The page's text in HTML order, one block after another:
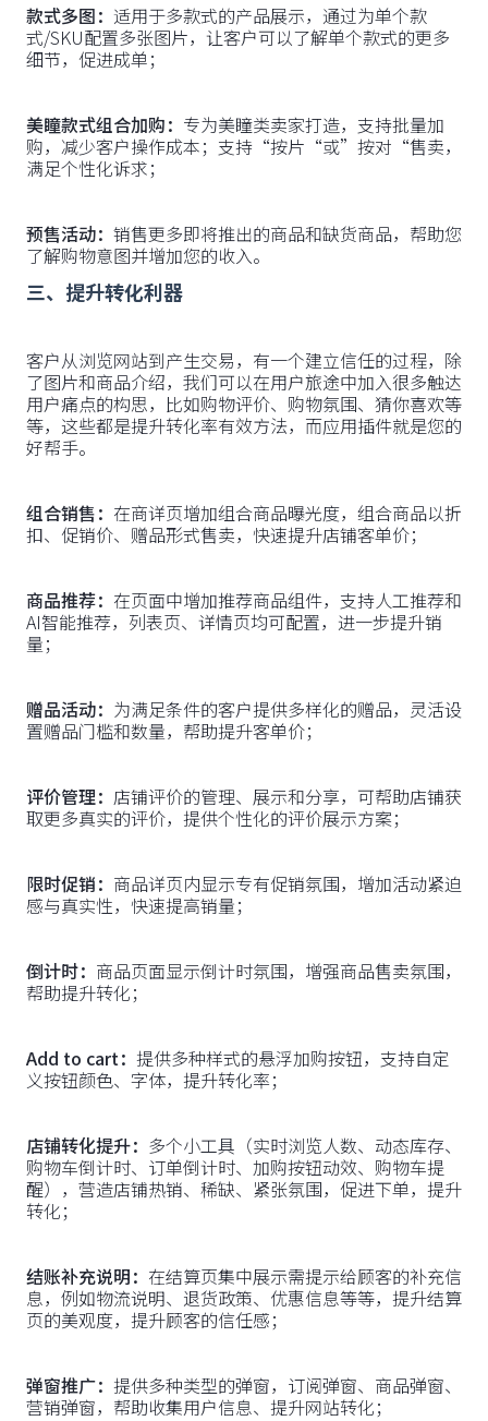
款式多图： 适用于多款式的产品展示，通过为单个款
式/SKU配置多张图片，让客户可以了解单个款式的更多
细节，促进成单；
美瞳款式组合加购： 专为美瞳类卖家打造，支持批量加
购，减少客户操作成本；支持“按片“或”按对“售卖，
满足个性化诉求；
预售活动： 销售更多即将推出的商品和缺货商品，帮助您
了解购物意图并增加您的收入。
三、提升转化利器
客户从浏览网站到产生交易，有一个建立信任的过程，除
了图片和商品介绍，我们可以在用户旅途中加入很多触达
用户痛点的构思，比如购物评价、购物氛围、猜你喜欢等
等，这些都是提升转化率有效方法，而应用插件就是您的
好帮手。
组合销售： 在商详页增加组合商品曝光度，组合商品以折
扣、促销价、赠品形式售卖，快速提升店铺客单价；
商品推荐： 在页面中增加推荐商品组件，支持人工推荐和
AI智能推荐，列表页、详情页均可配置，进一步提升销
量；
赠品活动： 为满足条件的客户提供多样化的赠品，灵活设
置赠品门槛和数量，帮助提升客单价；
评价管理： 店铺评价的管理、展示和分享，可帮助店铺获
取更多真实的评价，提供个性化的评价展示方案；
限时促销： 商品详页内显示专有促销氛围，增加活动紧迫
感与真实性，快速提高销量；
倒计时： 商品页面显示倒计时氛围，增强商品售卖氛围，
帮助提升转化；
Add to cart： 提供多种样式的悬浮加购按钮，支持自定
义按钮颜色、字体，提升转化率；
店铺转化提升： 多个小工具（实时浏览人数、动态库存、
购物车倒计时、订单倒计时、加购按钮动效、购物车提
醒），营造店铺热销、稀缺、紧张氛围，促进下单，提升
转化；
结账补充说明： 在结算页集中展示需提示给顾客的补充信
息，例如物流说明、退货政策、优惠信息等等，提升结算
页的美观度，提升顾客的信任感；
弹窗推广： 提供多种类型的弹窗，订阅弹窗、商品弹窗、
营销弹窗，帮助收集用户信息、提升网站转化；